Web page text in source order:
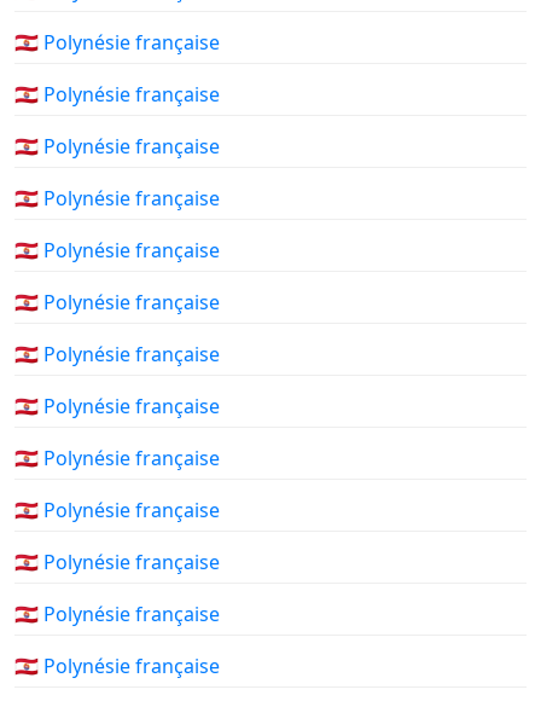
🇵🇫 Polynésie française
🇵🇫 Polynésie française
🇵🇫 Polynésie française
🇵🇫 Polynésie française
🇵🇫 Polynésie française
🇵🇫 Polynésie française
🇵🇫 Polynésie française
🇵🇫 Polynésie française
🇵🇫 Polynésie française
🇵🇫 Polynésie française
🇵🇫 Polynésie française
🇵🇫 Polynésie française
🇵🇫 Polynésie française